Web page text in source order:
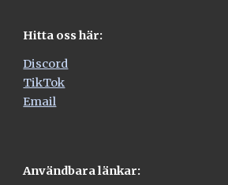
Hitta oss här:
Discord
TikTok
Email
Användbara länkar: